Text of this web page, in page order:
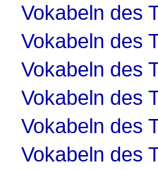
Vokabeln des
Vokabeln des
Vokabeln des
Vokabeln des
Vokabeln des
Vokabeln des